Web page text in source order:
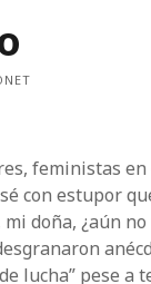
feministas en
con estupor
doña, ¿aún no
lucha” pese a